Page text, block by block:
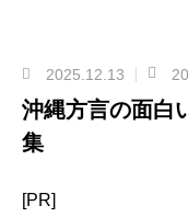
2025.12.13
沖縄方言の面白
集
[PR]